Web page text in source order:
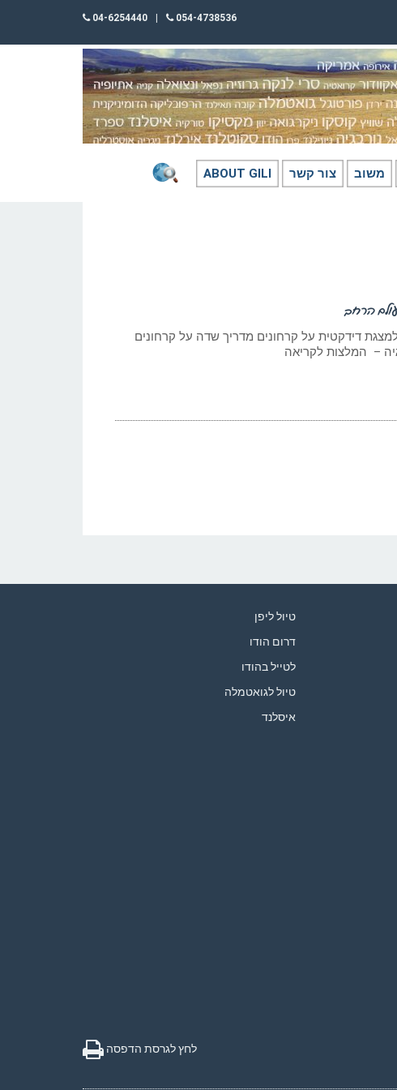
054-4738536
04-6254440
משוב צור קשר ABOUT GILI
הרחב
דידקטית על קרחונים מדריך שדה על קרחונים
– המלצות לקריאה
טיול ליפן
דרום הודו
לטייל בהודו
טיול לגואטמלה
איסלנד
לחץ לגרסת הדפסה